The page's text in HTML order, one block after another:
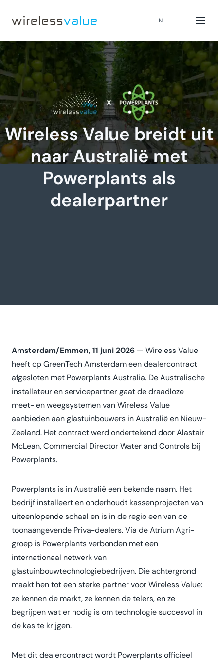
NL
Wireless Value breidt uit
naar Australië met
Powerplants als
dealerpartner
Amsterdam/Emmen, 11 juni 2026 — Wireless Value
heeft op GreenTech Amsterdam een dealercontract
afgesloten met Powerplants Australia. De Australische
installateur en servicepartner gaat de draadloze
meet- en weegsystemen van Wireless Value
aanbieden aan glastuinbouwers in Australië en Nieuw-
Zeeland. Het contract werd ondertekend door Alastair
McLean, Commercial Director Water and Controls bij
Powerplants.
Powerplants is in Australië een bekende naam. Het
bedrijf installeert en onderhoudt kassenprojecten van
uiteenlopende schaal en is in de regio een van de
toonaangevende Priva-dealers. Via de Atrium Agri-
groep is Powerplants verbonden met een
internationaal netwerk van
glastuinbouwtechnologiebedrijven. Die achtergrond
maakt hen tot een sterke partner voor Wireless Value:
ze kennen de markt, ze kennen de telers, en ze
begrijpen wat er nodig is om technologie succesvol in
de kas te krijgen.
Met dit dealercontract wordt Powerplants officieel